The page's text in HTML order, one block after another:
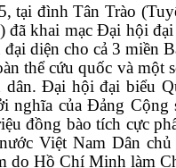
tại đình Tân Trào
khai mạc Đại hội
diện cho cả 3 miền
thể cứu quốc và
dân. Đại hội đại biểu
nghĩa của Đảng
đồng bào tích cực
Việt Nam Dân
do Hồ Chí Minh làm